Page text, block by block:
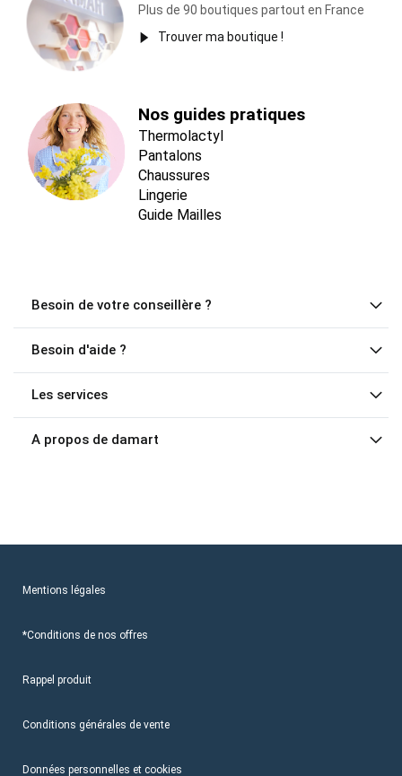
Plus de 90 boutiques partout en France
Trouver ma boutique !
Nos guides pratiques
Thermolactyl
Pantalons
Chaussures
Lingerie
Guide Mailles
Besoin de votre conseillère ?
Besoin d'aide ?
Les services
A propos de damart
Mentions légales
*Conditions de nos offres
Rappel produit
Conditions générales de vente
Données personnelles et cookies